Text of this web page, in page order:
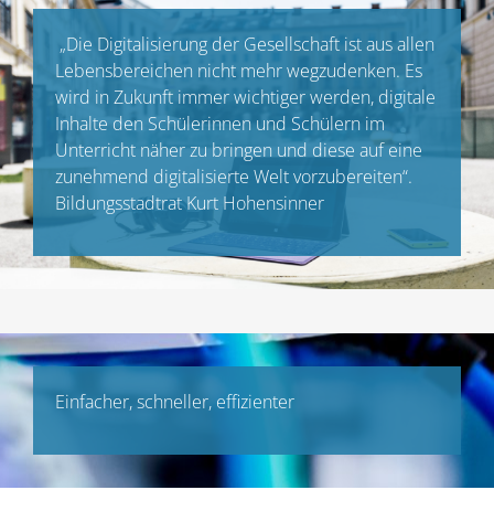
„Die Digitalisierung der Gesellschaft ist aus allen
Lebensbereichen nicht mehr wegzudenken. Es
wird in Zukunft immer wichtiger werden, digitale
Inhalte den Schülerinnen und Schülern im
Unterricht näher zu bringen und diese auf eine
zunehmend digitalisierte Welt vorzubereiten“.
Bildungsstadtrat Kurt Hohensinner
Einfacher, schneller, effizienter